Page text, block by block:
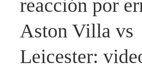
reacción por
Aston Villa vs
Leicester: